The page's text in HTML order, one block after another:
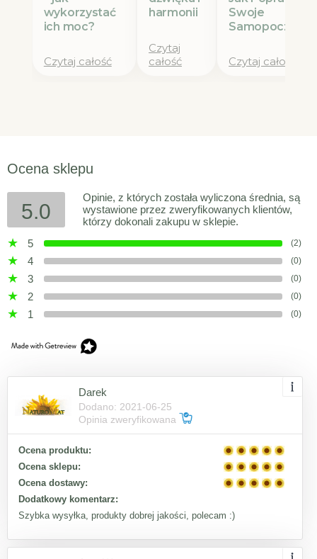
wykorzystać
ich moc?
Czytaj całość
harmonii
Czytaj
całość
Swoje
Samopoczucie
Czytaj całość
Ocena sklepu
5.0
Opinie, z których została wyliczona średnia, są
wystawione przez zweryfikowanych klientów,
którzy dokonali zakupu w sklepie.
5
(2)
4 (0)
3 (0)
2 (0)
1 (0)
Darek
Dodano: 2021-06-25
Opinia zweryfikowana
Ocena produktu:
Ocena sklepu:
Ocena dostawy:
Dodatkowy komentarz:
Szybka wysyłka, produkty dobrej jakości, polecam :)